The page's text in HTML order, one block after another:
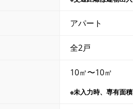
アパート
全2戸
10㎡〜10㎡
※未入力時、専有面